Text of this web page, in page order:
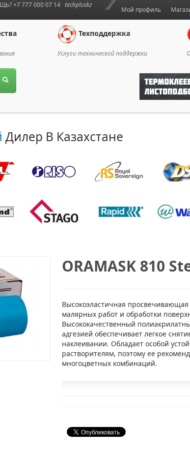
Мой профиль
+7 777 000 07 14 techpluskz
Техподдержка
Услуги технической поддержки
Дилер В Казахстане
ORAMASK 810
Высокоэластичная
малярных работ и обработки
Высококачественный
адгезией обеспечивает легкое
наклеивании. Обладает особой
растворителям, поэтому ее
многоцветных комбинаций.